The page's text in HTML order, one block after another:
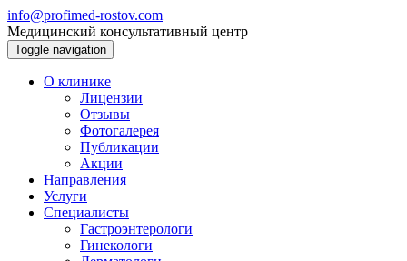
info@profimed-rostov.com
Медицинский консультативный центр
Toggle navigation
О клинике
Лицензии
Отзывы
Фотогалерея
Публикации
Акции
Направления
Услуги
Специалисты
Гастроэнтерологи
Гинекологи